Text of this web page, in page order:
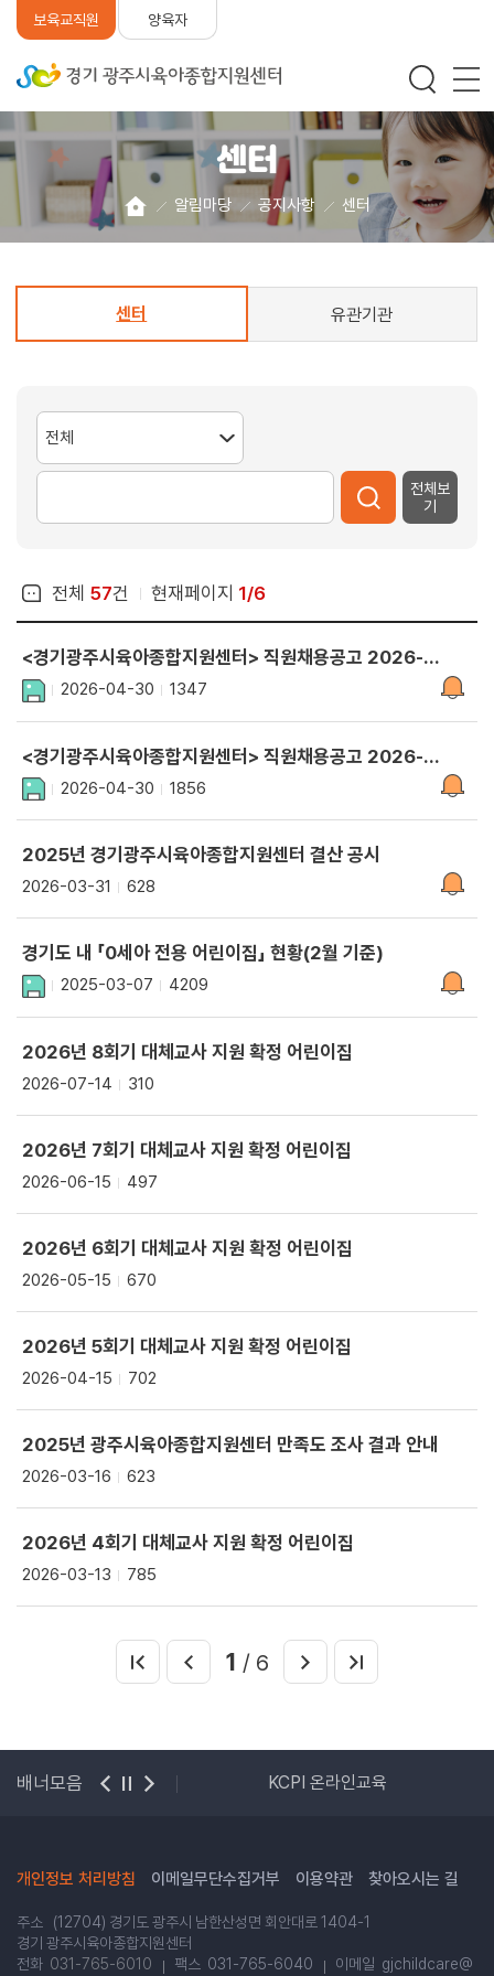
보육교직원 양육자
센터
알림마당 공지사항 센터
센터 유관기관
전체보
기
전체 57건 현재페이지 1/6
<경기광주시육아종합지원센터> 직원채용공고 2026-4호 (대체교사)
2026-04-30 1347
<경기광주시육아종합지원센터> 직원채용공고 2026-3호 (운영요원, 배달운영요원)
2026-04-30 1856
2025년 경기광주시육아종합지원센터 결산 공시
2026-03-31 628
경기도 내 「0세아 전용 어린이집」 현황(2월 기준)
2025-03-07 4209
2026년 8회기 대체교사 지원 확정 어린이집
2026-07-14 310
2026년 7회기 대체교사 지원 확정 어린이집
2026-06-15 497
2026년 6회기 대체교사 지원 확정 어린이집
2026-05-15 670
2026년 5회기 대체교사 지원 확정 어린이집
2026-04-15 702
2025년 광주시육아종합지원센터 만족도 조사 결과 안내
2026-03-16 623
2026년 4회기 대체교사 지원 확정 어린이집
2026-03-13 785
1 / 6
배너모음
랑보육포털 KCPI 온라인교육
개인정보 처리방침 이메일무단수집거부 이용약관 찾아오시는 길
주소 (12704) 경기도 광주시 남한산성면 회안대로 1404-1
경기 광주시육아종합지원센터
전화 031-765-6010 팩스 031-765-6040
이메일 gjchildcare@